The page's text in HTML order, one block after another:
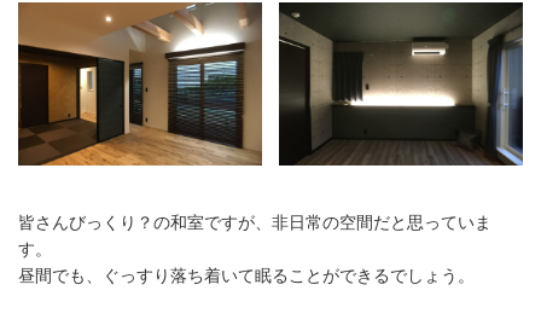
皆さんびっくり？の和室ですが、非日常の空間だと思っていま
す。
昼間でも、ぐっすり落ち着いて眠ることができるでしょう。